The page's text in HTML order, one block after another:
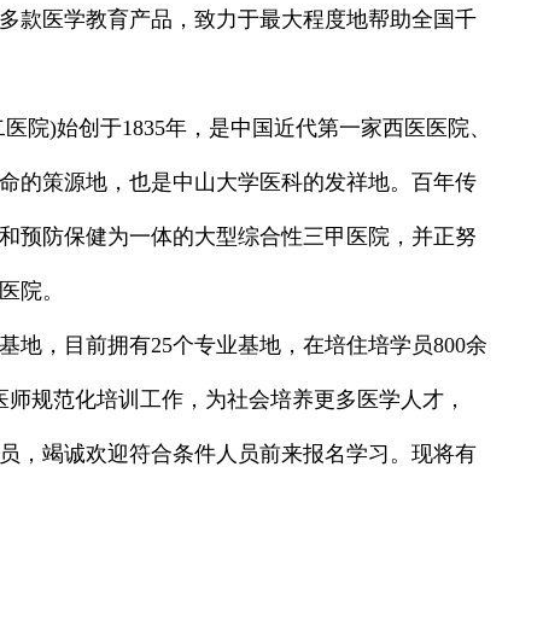
款医学教育产品，致力于最大程度地帮助全国千
院)始创于1835年，是中国近代第一家西医医院、
的策源地，也是中山大学医科的发祥地。百年传
预防保健为一体的大型综合性三甲医院，并正努
院。
地，目前拥有25个专业基地，在培住培学员800余
规范化培训工作，为社会培养更多医学人才，
，竭诚欢迎符合条件人员前来报名学习。现将有